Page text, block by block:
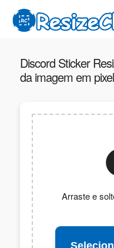
Discord Sticker
da imagem em
Arraste e